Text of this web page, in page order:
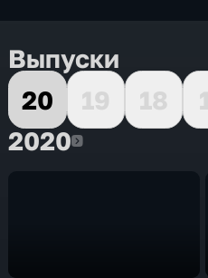
Выпуски
20
19 18
20202020